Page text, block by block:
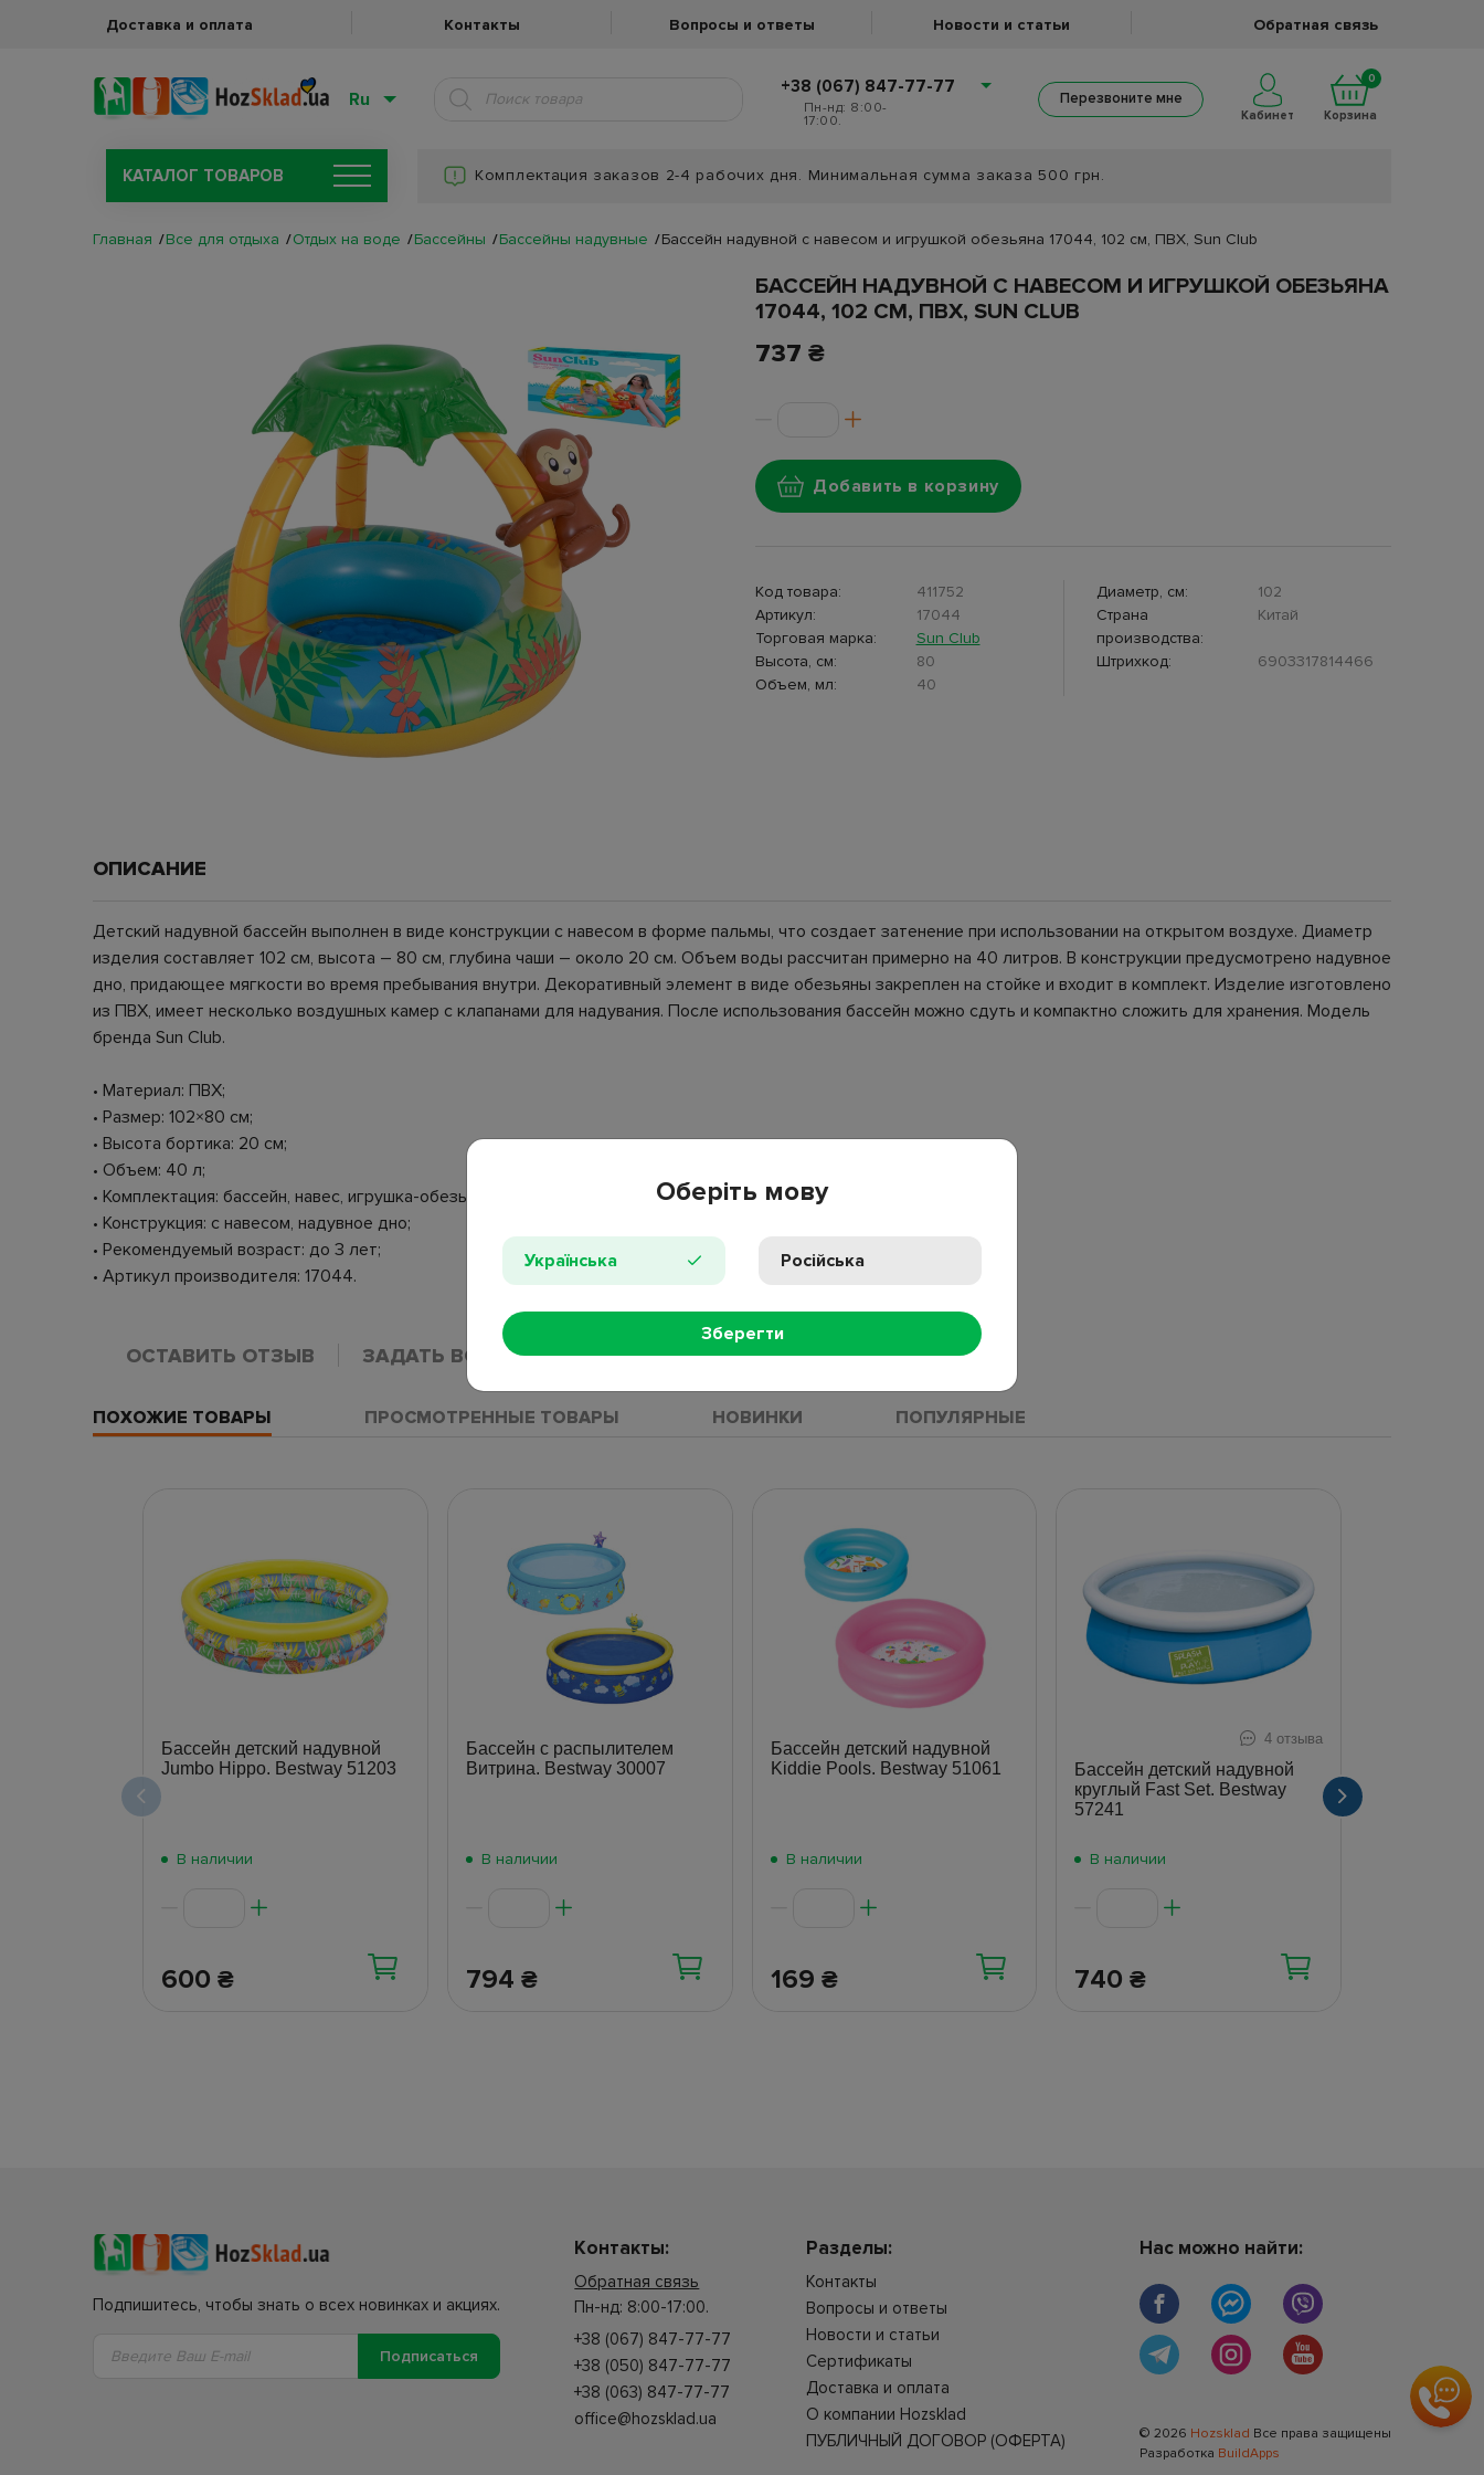
Доставка и оплата Контакты Вопросы и ответы Новости и статьи Обратная связь
Ru
+38 (067) 847-77-77
Пн-нд: 8:00-
17:00.
Перезвоните мне
Кабинет
0
Корзина
КАТАЛОГ ТОВАРОВ Комплектация заказов 2-4 рабочих дня. Минимальная сумма заказа 500 грн.
Главная Все для отдыха Отдых на воде Бассейны Бассейны надувные Бассейн надувной с навесом и игрушкой обезьяна 17044, 102 см, ПВХ, Sun Club
БАССЕЙН НАДУВНОЙ С НАВЕСОМ И ИГРУШКОЙ ОБЕЗЬЯНА
17044, 102 СМ, ПВХ, SUN CLUB
737 ₴
Добавить в корзину
Код товара:
411752
Артикул:
17044
Торговая марка:
Sun Club
Высота, см:
80
Объем, мл:
40
Диаметр, см:
102
Страна
производства:
Китай
Штрихкод: 6903317814466
ОПИСАНИЕ
Детский надувной бассейн выполнен в виде конструкции с навесом в форме пальмы, что создает затенение при использовании на открытом воздухе. Диаметр
изделия составляет 102 см, высота – 80 см, глубина чаши – около 20 см. Объем воды рассчитан примерно на 40 литров. В конструкции предусмотрено надувное
дно, придающее мягкости во время пребывания внутри. Декоративный элемент в виде обезьяны закреплен на стойке и входит в комплект. Изделие изготовлено
из ПВХ, имеет несколько воздушных камер с клапанами для надувания. После использования бассейн можно сдуть и компактно сложить для хранения. Модель
бренда Sun Club.
• Материал: ПВХ;
• Размер: 102×80 см;
• Высота бортика: 20 см;
• Объем: 40 л;
• Комплектация: бассейн, навес, игрушка-обезьяна;
• Конструкция: с навесом, надувное дно;
• Рекомендуемый возраст: до 3 лет;
• Артикул производителя: 17044.
ОСТАВИТЬ ОТЗЫВ ЗАДАТЬ ВОПРОС
ПОХОЖИЕ ТОВАРЫ ПРОСМОТРЕННЫЕ ТОВАРЫ НОВИНКИ ПОПУЛЯРНЫЕ
Бассейн детский надувной
Jumbo Hippo. Bestway 51203
В наличии
600 ₴
Бассейн с распылителем
Витрина. Bestway 30007
В наличии
794 ₴
Бассейн детский надувной
Kiddie Pools. Bestway 51061
В наличии
169 ₴
4 отзыва
Бассейн детский надувной
круглый Fast Set. Bestway
57241
В наличии
740₴
Оберіть мову
Українська Російська
Зберегти
Подпишитесь, чтобы знать о всех новинках и акциях.
Подписаться
Контакты:
Обратная связь
Пн-нд: 8:00-17:00.
+38 (067) 847-77-77
+38 (050) 847-77-77
+38 (063) 847-77-77
office@hozsklad.ua
Разделы:
Контакты
Вопросы и ответы
Новости и статьи
Сертификаты
Доставка и оплата
О компании Hozsklad
ПУБЛИЧНЫЙ ДОГОВОР (ОФЕРТА)
Нас можно найти:
© 2026 Hozsklad Все права защищены
Разработка BuildApps